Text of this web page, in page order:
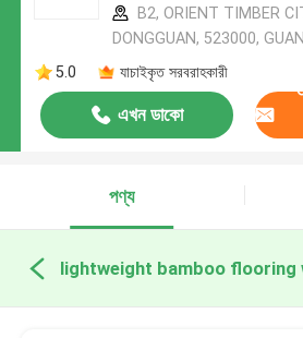
B2, ORIENT TIMBER
DONGGUAN, 523000,
5.0
যাচাইকৃত সরবরাহকারী
এখন ডাকো
পণ্য